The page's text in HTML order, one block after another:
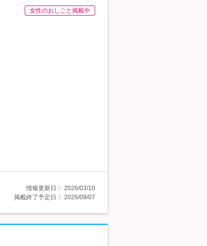
女性のおしごと掲載中
情報更新日： 2026/03/10
掲載終了予定日： 2026/09/07